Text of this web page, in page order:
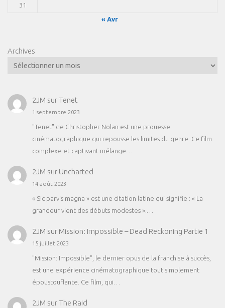
31
« Avr
Archives
2JM surTenet
1 septembre 2023
"Tenet" de Christopher Nolan est une prouesse
cinématographique qui repousse les limites du genre. Ce film
complexe et captivant mélange…
2JM sur Uncharted
14 août 2023
« Sic parvis magna » est une citation latine qui signifie : « La
grandeur vient des débuts modestes ».…
2JM sur Mission: Impossible – Dead Reckoning Partie 1
15 juillet 2023
"Mission: Impossible", le dernier opus de la franchise à succès,
est une expérience cinématographique tout simplement
époustouflante. Ce film, qui…
2JM surThe Raid